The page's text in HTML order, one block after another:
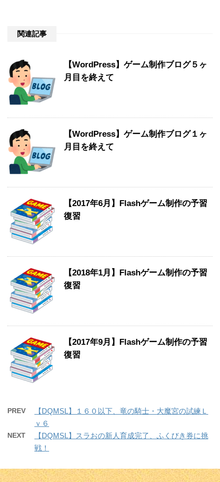
関連記事
【WordPress】ゲーム制作ブログ５ヶ
月目を終えて
【WordPress】ゲーム制作ブログ１ヶ
月目を終えて
【2017年6月】Flashゲーム制作の予習
復習
【2018年1月】Flashゲーム制作の予習
復習
【2017年9月】Flashゲーム制作の予習
復習
PREV
【DQMSL】１６０以下、竜の騎士・大魔宮の試練Ｌ
ｖ６
NEXT
【DQMSL】スラおの新人育成完了、ふくびき券に挑
戦！